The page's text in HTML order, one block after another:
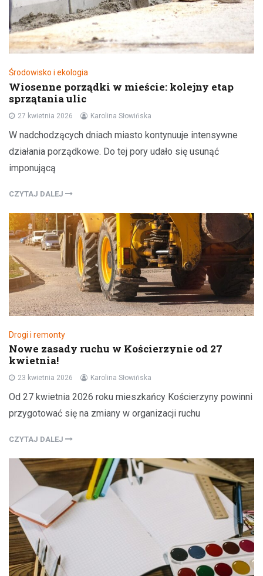
Środowisko i ekologia
Wiosenne porządki w mieście: kolejny etap
sprzątania ulic
27 kwietnia 2026 Karolina Słowińska
W nadchodzących dniach miasto kontynuuje intensywne
działania porządkowe. Do tej pory udało się usunąć
imponującą
CZYTAJ DALEJ
Drogi i remonty
Nowe zasady ruchu w Kościerzynie od 27
kwietnia!
23 kwietnia 2026 Karolina Słowińska
Od 27 kwietnia 2026 roku mieszkańcy Kościerzyny powinni
przygotować się na zmiany w organizacji ruchu
CZYTAJ DALEJ